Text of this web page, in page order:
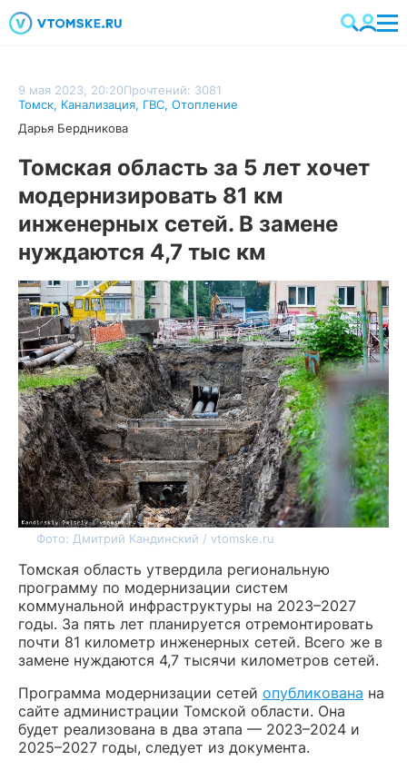
9 мая 2023, 20:20Прочтений: 3081
Томск, Канализация, ГВС, Отопление
Дарья Бердникова
Томская область за 5 лет хочет
модернизировать 81 км
инженерных сетей. В замене
нуждаются 4,7 тыс км
Фото: Дмитрий Кандинский / vtomske.ru
Томская область утвердила региональную
программу по модернизации систем
коммунальной инфраструктуры на 2023–2027
годы. За пять лет планируется отремонтировать
почти 81 километр инженерных сетей. Всего же в
замене нуждаются 4,7 тысячи километров сетей.
Программа модернизации сетей опубликована на
сайте администрации Томской области. Она
будет реализована в два этапа — 2023–2024 и
2025–2027 годы, следует из документа.